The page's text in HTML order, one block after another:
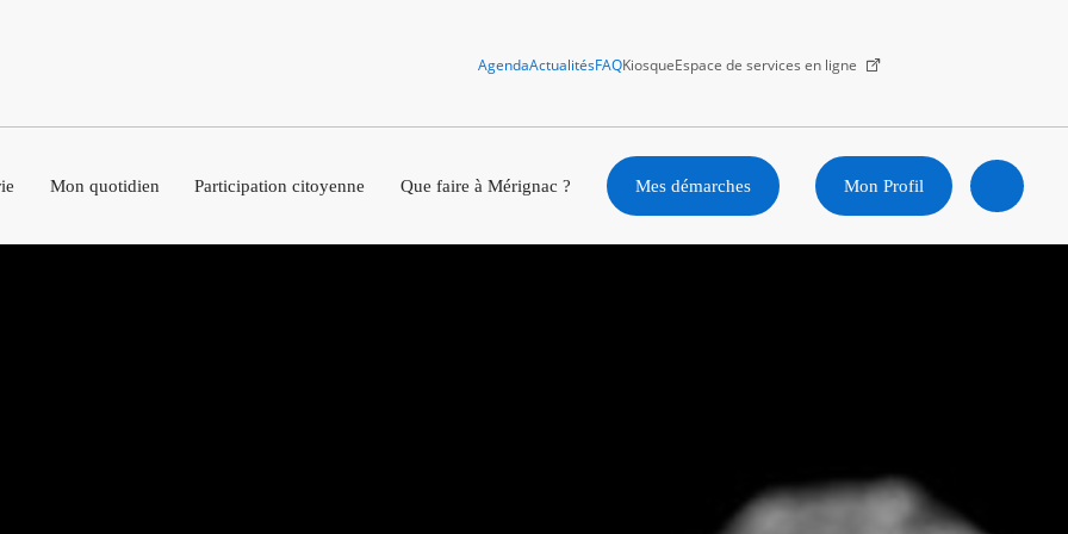
AgendaActualitésFAQKiosqueEspace de services en ligne
Mon quotidien Participation citoyenne Que faire à Mérignac ? Mes démarches Mon Profil